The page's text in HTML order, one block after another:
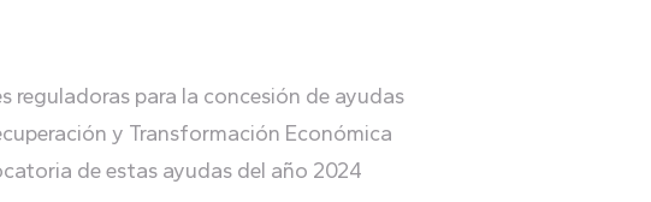
reguladoras para la concesión de ayudas
y Transformación Económica
de estas ayudas del año 2024